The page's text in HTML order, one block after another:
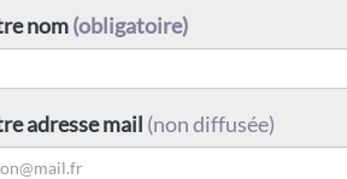
nom(obligatoire)
adresse mail (non diffusée)